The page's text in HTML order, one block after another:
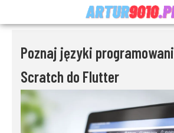
Poznaj języki
Scratch do Flutter